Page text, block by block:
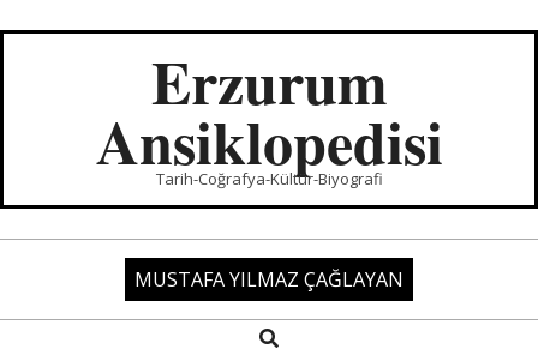
Erzurum
Ansiklopedisi
Tarih-Coğrafya-Kültür-Biyografi
MUSTAFA YILMAZ ÇAĞLAYAN
Search